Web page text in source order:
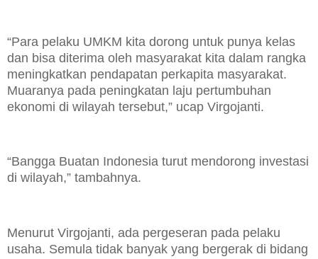
“Para pelaku UMKM kita dorong untuk punya kelas
dan bisa diterima oleh masyarakat kita dalam rangka
meningkatkan pendapatan perkapita masyarakat.
Muaranya pada peningkatan laju pertumbuhan
ekonomi di wilayah tersebut,” ucap Virgojanti.
“Bangga Buatan Indonesia turut mendorong investasi
di wilayah,” tambahnya.
Menurut Virgojanti, ada pergeseran pada pelaku
usaha. Semula tidak banyak yang bergerak di bidang